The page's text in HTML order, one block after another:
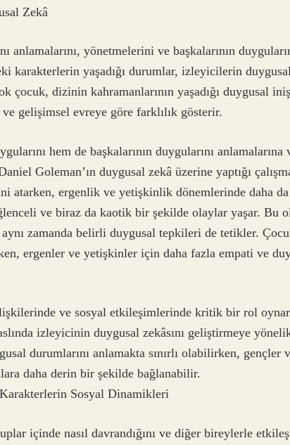
Zekâ
anlamalarını, yönetmelerini ve başkalarının
karakterlerin yaşadığı durumlar, izleyicilerin
çocuk, dizinin kahramanlarının yaşadığı duygusal iniş
gelişimsel evreye göre farklılık gösterir.
hem de başkalarının duygularını anlamalarına
Goleman’ın duygusal zekâ üzerine yaptığı
atarken, ergenlik ve yetişkinlik dönemlerinde daha
ve biraz da kaotik bir şekilde olaylar yaşar. Bu
zamanda belirli duygusal tepkileri de tetikler.
ergenler ve yetişkinler için daha fazla empati ve
ve sosyal etkileşimlerinde kritik bir rol
izleyicinin duygusal zekâsını geliştirmeye
durumlarını anlamakta sınırlı olabilirken, gençler
daha derin bir şekilde bağlanabilir.
Sosyal Dinamikleri
içinde nasıl davrandığını ve diğer bireylerle